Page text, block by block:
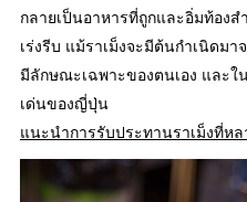
กลายเป็นอาหารที่ถูกและอิ่มท้อง
เร่งรีบ แม้ราเม็งจะมีต้นกำเนิด
มีลักษณะเฉพาะของตนเอง และ
เด่นของญี่ปุ่น
แนะนำการรับประทานราเม็งที่หล